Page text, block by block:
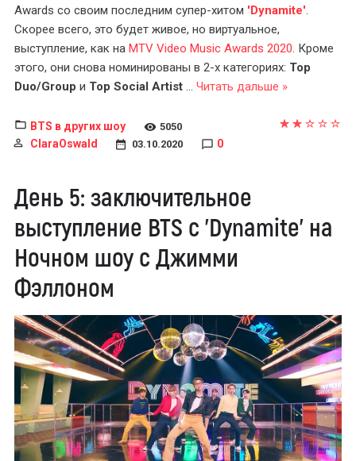
Awards со своим последним супер-хитом 'Dynamite'.
Скорее всего, это будет живое, но виртуальное,
выступление, как на MTV Video Music Awards 2020. Кроме
этого, они снова номинированы в 2-х категориях: Top
Duo/Group и Top Social Artist ... Читать дальше »
BTS в других шоу 5050
ClaraOswald 03.10.2020 0
День 5: заключительное
выступление BTS с 'Dynamite' на
Ночном шоу с Джимми
Фэллоном